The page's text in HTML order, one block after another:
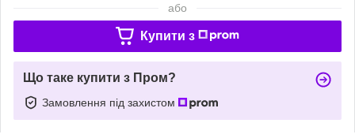
або
Купити з
Що таке купити з Пром?
Замовлення під захистом